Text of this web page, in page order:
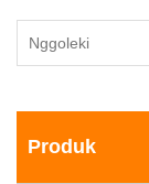
Produk